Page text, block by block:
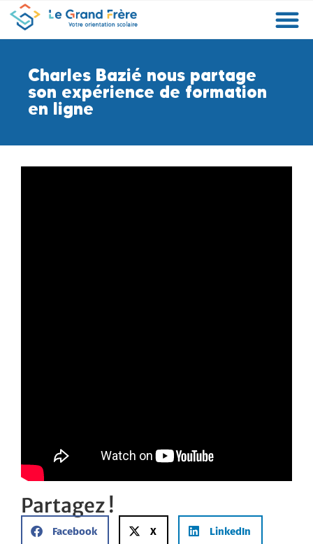
Charles Bazié nous partage
son expérience de formation
en ligne
Partagez !
Facebook X LinkedIn